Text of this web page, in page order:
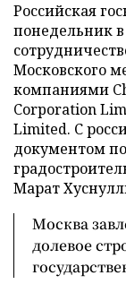
Российская
понедельник
Московского
компаниями
Corporation
Limited. С
документом
Марат
Москва
долевое